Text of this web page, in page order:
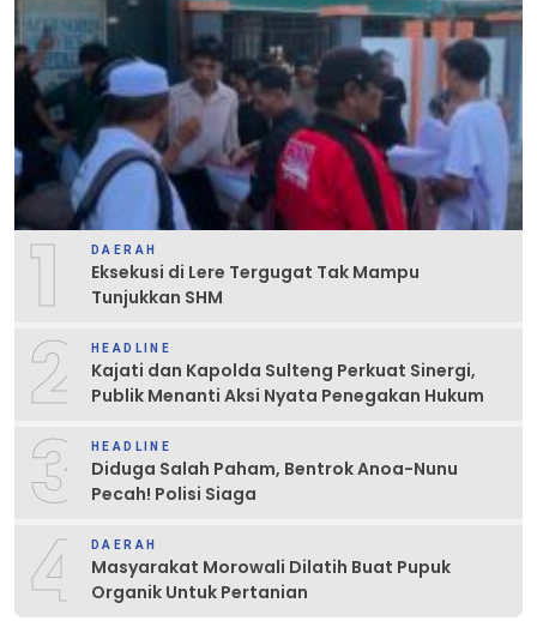
1 DAERAH
Eksekusi di Lere Tergugat Tak Mampu
Tunjukkan SHM
2 HEADLINE
Kajati dan Kapolda Sulteng Perkuat Sinergi,
Publik Menanti Aksi Nyata Penegakan Hukum
3 HEADLINE
Diduga Salah Paham, Bentrok Anoa-Nunu
Pecah! Polisi Siaga
4 DAERAH
Masyarakat Morowali Dilatih Buat Pupuk
Organik Untuk Pertanian